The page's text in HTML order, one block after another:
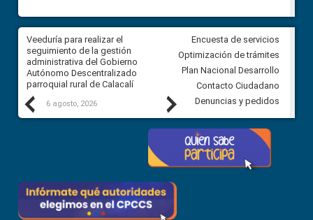
Previous
Veeduría para realizar el
seguimiento de la gestión
administrativa del Gobierno
Autónomo Descentralizado
parroquial rural de Calacalí
6 agosto, 2026
Veeduría para vigilar los
derivados de la Audiencia
comunidad Urbina, parroquia
Carolina
5 agosto, 2026
Next
Encuesta de servicios
Optimización de trámites
Plan Nacional Desarrollo
Contacto Ciudadano
Denuncias y pedidos